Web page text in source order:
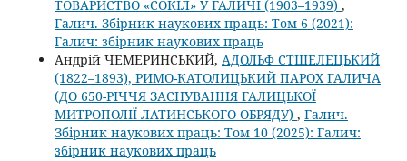
ТОВАРИСТВО «СОКІЛ» У ГАЛИЧІ (1903–1939) ,
Галич. Збірник наукових праць: Том 6 (2021):
Галич: збірник наукових праць
Андрій ЧЕМЕРИНСЬКИЙ, АДОЛЬФ СТШЕЛЕЦЬКИЙ
(1822–1893), РИМО-КАТОЛИЦЬКИЙ ПАРОХ ГАЛИЧА
(ДО 650-РІЧЧЯ ЗАСНУВАННЯ ГАЛИЦЬКОЇ
МИТРОПОЛІЇ ЛАТИНСЬКОГО ОБРЯДУ) , Галич.
Збірник наукових праць: Том 10 (2025): Галич:
збірник наукових праць